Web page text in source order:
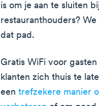
is om je aan te sluiten
restauranthouders?
dat pad.
Gratis WiFi voor
klanten zich thuis te
eentrefzekere manier